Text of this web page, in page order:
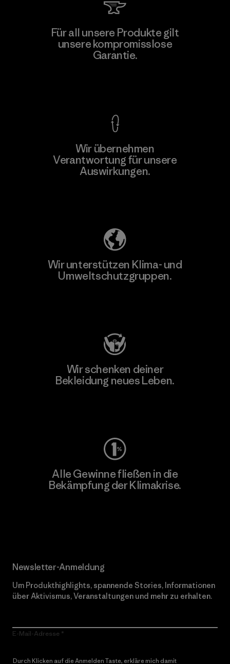
Toyota Tsusho
Material-supplier
Für all unsere Produkte gilt
unsere kompromisslose
Garantie.
Wir übernehmen
Verantwortung für unsere
Auswirkungen.
Wir unterstützen Klima- und
Umweltschutzgruppen.
Wir schenken deiner
Bekleidung neues Leben.
Alle Gewinne fließen in die
Bekämpfung der Klimakrise.
Newsletter-Anmeldung
Um Produkthighlights, spannende Stories, Informationen
über Aktivismus, Veranstaltungen und mehr zu erhalten.
E-Mail-Adresse
Durch Klicken auf die Anmelden Taste, erkläre mich damit